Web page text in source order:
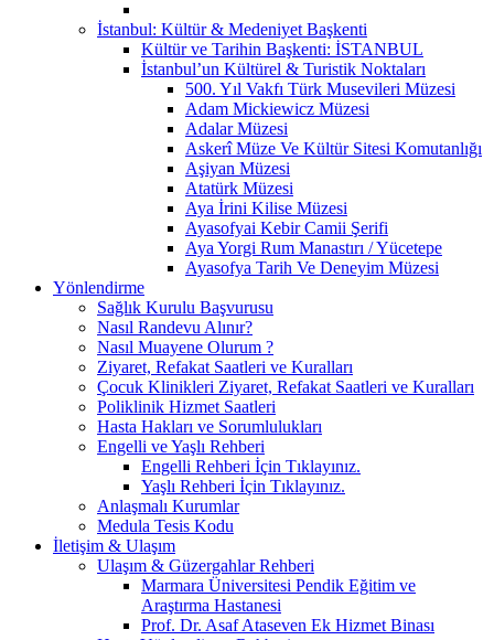
İstanbul: Kültür & Medeniyet Başkenti
Kültür ve Tarihin Başkenti: İSTANBUL
İstanbul’un Kültürel & Turistik Noktaları
500. Yıl Vakfı Türk Musevileri Müzesi
Adam Mickiewicz Müzesi
Adalar Müzesi
Askerî Müze Ve Kültür Sitesi Komutanlığı
Aşiyan Müzesi
Atatürk Müzesi
Aya İrini Kilise Müzesi
Ayasofyai Kebir Camii Şerifi
Aya Yorgi Rum Manastırı / Yücetepe
Ayasofya Tarih Ve Deneyim Müzesi
Yönlendirme
Sağlık Kurulu Başvurusu
Nasıl Randevu Alınır?
Nasıl Muayene Olurum ?
Ziyaret, Refakat Saatleri ve Kuralları
Çocuk Klinikleri Ziyaret, Refakat Saatleri ve Kuralları
Poliklinik Hizmet Saatleri
Hasta Hakları ve Sorumlulukları
Engelli ve Yaşlı Rehberi
Engelli Rehberi İçin Tıklayınız.
Yaşlı Rehberi İçin Tıklayınız.
Anlaşmalı Kurumlar
Medula Tesis Kodu
İletişim & Ulaşım
Ulaşım & Güzergahlar Rehberi
Marmara Üniversitesi Pendik Eğitim ve
Araştırma Hastanesi
Prof. Dr. Asaf Ataseven Ek Hizmet Binası